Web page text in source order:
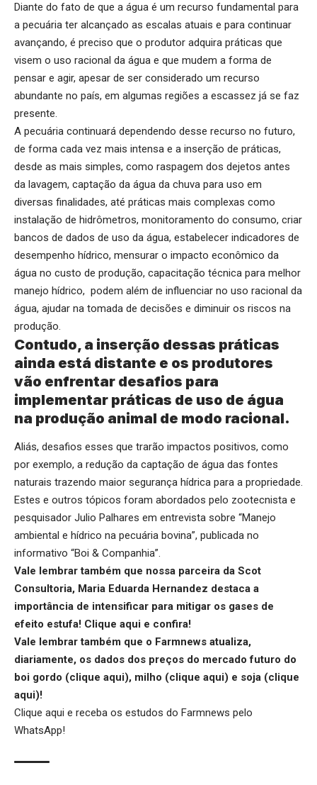
Diante do fato de que a água é um recurso fundamental para
a pecuária ter alcançado as escalas atuais e para continuar
avançando, é preciso que o produtor adquira práticas que
visem o uso racional da água e que mudem a forma de
pensar e agir, apesar de ser considerado um recurso
abundante no país, em algumas regiões a escassez já se faz
presente.
A pecuária continuará dependendo desse recurso no futuro,
de forma cada vez mais intensa e a inserção de práticas,
desde as mais simples, como raspagem dos dejetos antes
da lavagem, captação da água da chuva para uso em
diversas finalidades, até práticas mais complexas como
instalação de hidrômetros, monitoramento do consumo, criar
bancos de dados de uso da água, estabelecer indicadores de
desempenho hídrico, mensurar o impacto econômico da
água no custo de produção, capacitação técnica para melhor
manejo hídrico, podem além de influenciar no uso racional da
água, ajudar na tomada de decisões e diminuir os riscos na
produção.
Contudo, a inserção dessas práticas
ainda está distante e os produtores
vão enfrentar desafios para
implementar práticas de uso de água
na produção animal de modo racional.
Aliás, desafios esses que trarão impactos positivos, como
por exemplo, a redução da captação de água das fontes
naturais trazendo maior segurança hídrica para a propriedade.
Estes e outros tópicos foram abordados pelo zootecnista e
pesquisador Julio Palhares em entrevista sobre “Manejo
ambiental e hídrico na pecuária bovina”, publicada no
informativo “Boi & Companhia”.
Vale lembrar também que nossa parceira da Scot
Consultoria, Maria Eduarda Hernandez destaca a
importância de intensificar para mitigar os gases de
efeito estufa! Clique aqui e confira!
Vale lembrar também que o Farmnews atualiza,
diariamente, os dados dos preços do mercado futuro do
boi gordo (clique aqui), milho (clique aqui) e soja (clique
aqui)!
Clique aqui e receba os estudos do Farmnews pelo
WhatsApp!